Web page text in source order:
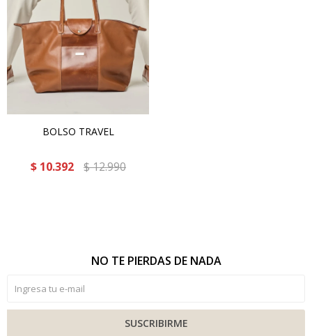
BOLSO TRAVEL
$ 10.392 $12.990
NO TE PIERDAS DE NADA
SUSCRIBIRME